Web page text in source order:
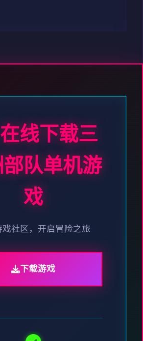
线下载三
队单机游
戏
戏社区，开启冒险之旅
下载游戏